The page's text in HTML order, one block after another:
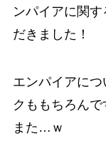
ンパイアに関
だきました！
エンパイアに
クももちろん
また…ｗ